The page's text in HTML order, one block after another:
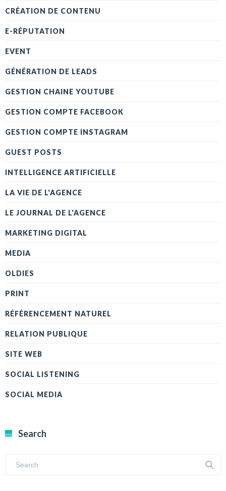
CRÉATION DE CONTENU
E-RÉPUTATION
EVENT
GÉNÉRATION DE LEADS
GESTION CHAINE YOUTUBE
GESTION COMPTE FACEBOOK
GESTION COMPTE INSTAGRAM
GUEST POSTS
INTELLIGENCE ARTIFICIELLE
LA VIE DE L'AGENCE
LE JOURNAL DE L'AGENCE
MARKETING DIGITAL
MEDIA
OLDIES
PRINT
RÉFÉRENCEMENT NATUREL
RELATION PUBLIQUE
SITE WEB
SOCIAL LISTENING
SOCIAL MEDIA
Search